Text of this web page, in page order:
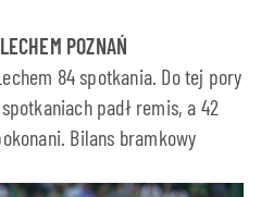
POZNAŃ
84 spotkania. Do tej pory
padł remis, a 42
Bilans bramkowy